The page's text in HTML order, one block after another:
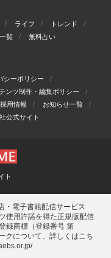
ライフ
トレンド
覧 無料占い
シーポリシー
ンツ制作・編集ポリシー
採用情報
お知らせ一覧
公式サイト
ト
・電子書籍配信サービス
使用許諾を得た正規版配信
録商標（登録番号 第
クについて、詳しくはこち